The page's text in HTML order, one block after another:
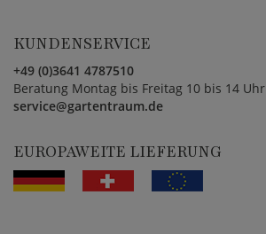
KUNDENSERVICE
+49 (0)3641 4787510
Beratung Montag bis Freitag 10 bis 14 Uhr
service@gartentraum.de
EUROPAWEITE LIEFERUNG